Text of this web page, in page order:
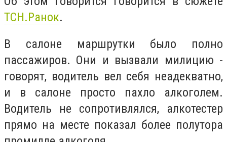
ТСН.Ранок.
В салоне маршрутки было полно
пассажиров. Они и вызвали милицию -
говорят, водитель вел себя неадекватно,
и в салоне просто пахло алкоголем.
Водитель не сопротивлялся, алкотестер
прямо на месте показал более полутора